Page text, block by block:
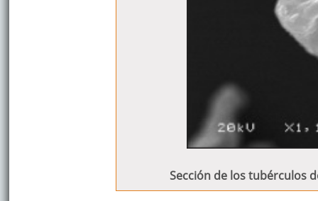
Sección de los tubérculos